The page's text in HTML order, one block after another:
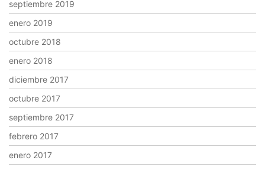
septiembre 2019
enero 2019
octubre 2018
enero 2018
diciembre 2017
octubre 2017
septiembre 2017
febrero 2017
enero 2017